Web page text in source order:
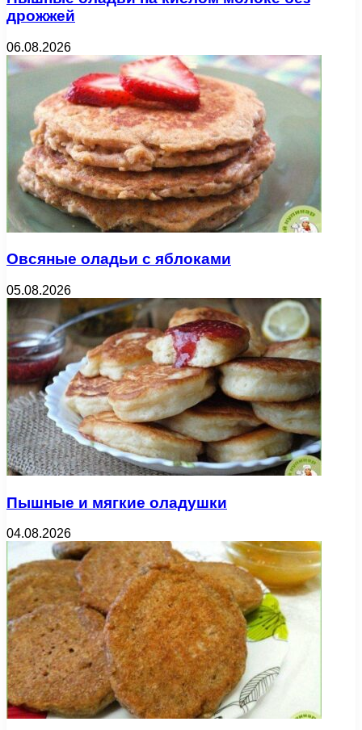
дрожжей
06.08.2026
Овсяные оладьи с яблоками
05.08.2026
Пышные и мягкие оладушки
04.08.2026